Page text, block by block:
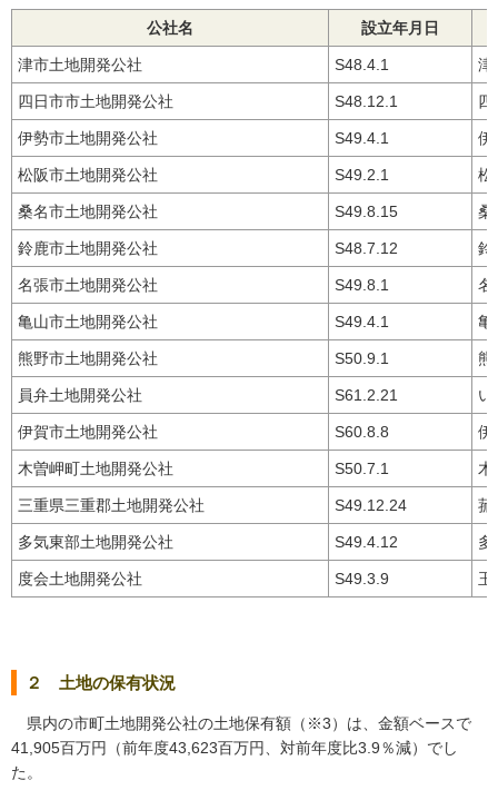
公社名 設立年月日
津市土地開発公社 S48.4.1 津
四日市市土地開発公社 S48.12.1 四
伊勢市土地開発公社 S49.4.1 伊
松阪市土地開発公社 S49.2.1 松
桑名市土地開発公社 S49.8.15 桑
鈴鹿市土地開発公社 S48.7.12 鈴
名張市土地開発公社 S49.8.1 名
亀山市土地開発公社 S49.4.1 亀
熊野市土地開発公社 S50.9.1 熊
員弁土地開発公社 S61.2.21 い
伊賀市土地開発公社 S60.8.8 伊
木曽岬町土地開発公社 S50.7.1 木
三重県三重郡土地開発公社 S49.12.24 菰
多気東部土地開発公社 S49.4.12 多
度会土地開発公社 S49.3.9 玉
２ 土地の保有状況
県内の市町土地開発公社の土地保有額（※3）は、金額ベースで
41,905百万円（前年度43,623百万円、対前年度比3.9％減）でし
た。